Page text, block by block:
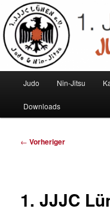
primären
Inhalt
springen1. JJJC
Judo und Ninjitsu
Judo Nin-Jitsu
Downloads
Beitragsnavigation
← Vorheriger
1. JJJC